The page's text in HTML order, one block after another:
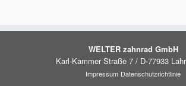
WELTER zahnrad GmbH
Karl-Kammer Straße 7 / D-77933
Impressum Datenschutzrichtlinie